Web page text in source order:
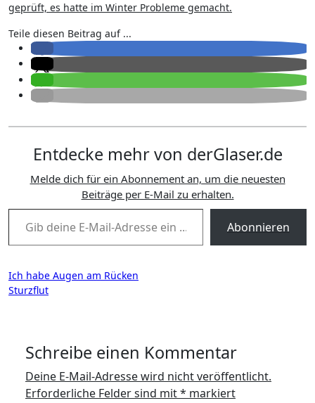
geprüft, es hatte im Winter Probleme gemacht.
Teile diesen Beitrag auf ...
Entdecke mehr von derGlaser.de
Melde dich für ein Abonnement an, um die neuesten
Beiträge per E-Mail zu erhalten.
Gib deine E-Mail-Adresse ein ...
Abonnieren
Beitragsnavigation
Ich habe Augen am Rücken
Sturzflut
Schreibe einen Kommentar
Deine E-Mail-Adresse wird nicht veröffentlicht.
Erforderliche Felder sind mit* markiert